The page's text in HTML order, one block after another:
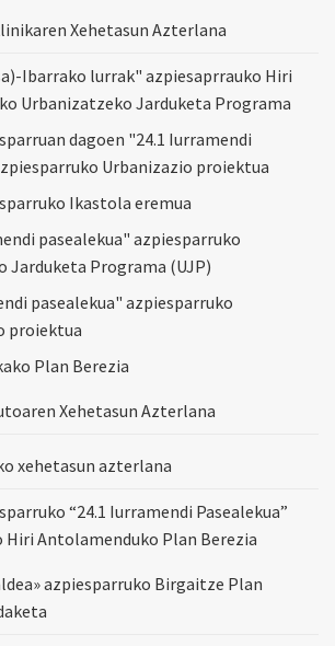
Xehetasun Azterlana
Ibarrako lurrak" azpiesaprrauko Hiri
Urbanizatzeko Jarduketa Programa
dagoen "24.1 Iurramendi
Urbanizazio proiektua
Ikastola eremua
pasealekua" azpiesparruko
Jarduketa Programa (UJP)
pasealekua" azpiesparruko
proiektua
Plan Berezia
Xehetasun Azterlana
xehetasun azterlana
“24.1 Iurramendi Pasealekua”
Hiri Antolamenduko Plan Berezia
azpiesparruko Birgaitze Plan